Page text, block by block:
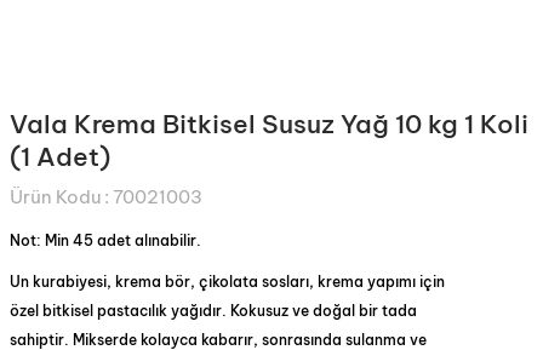
Vala Krema Bitkisel Susuz Yağ 10 kg 1 Koli
(1 Adet)
Ürün Kodu : 70021003
Un kurabiyesi, krema bör, çikolata sosları, krema yapımı için
özel bitkisel pastacılık yağıdır. Kokusuz ve doğal bir tada
sahiptir. Mikserde kolayca kabarır, sonrasında sulanma ve
Not: Min 45 adet alınabilir.